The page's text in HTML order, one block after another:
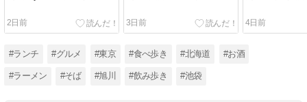
2日前 3日前 4日前
#ランチ #グルメ #東京 #食べ歩き #北海道 #お酒
#ラーメン #そば #旭川 #飲み歩き #池袋